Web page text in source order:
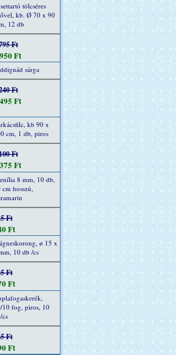
tölcséres
kb. Ø 70 x 90
12 db
Ft
Ft
sárga
Ft
Ft
kb 90 x
cm, 1 db, piros
Ft
Ft
8 mm, 10 db,
cm hosszú,
Ft
Ft
ø 15 x
10 db /cs
Ft
Ft
10 fog, piros, 10
cs
Ft
Ft